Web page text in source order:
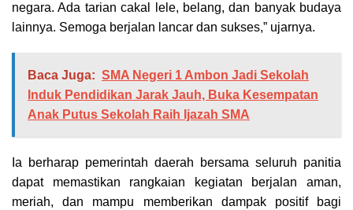
negara. Ada tarian cakal lele, belang, dan banyak budaya
lainnya. Semoga berjalan lancar dan sukses,” ujarnya.
Baca Juga: SMA Negeri 1 Ambon Jadi Sekolah
Induk Pendidikan Jarak Jauh, Buka Kesempatan
Anak Putus Sekolah Raih Ijazah SMA
Ia berharap pemerintah daerah bersama seluruh panitia
dapat memastikan rangkaian kegiatan berjalan aman,
meriah, dan mampu memberikan dampak positif bagi